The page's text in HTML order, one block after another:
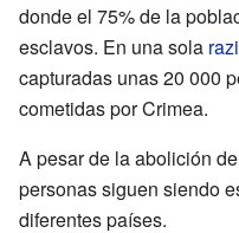
donde el 75% de la
esclavos. En una sola
capturadas unas 20 000
cometidas por Crimea.
A pesar de la abolición
personas siguen siendo
diferentes países.